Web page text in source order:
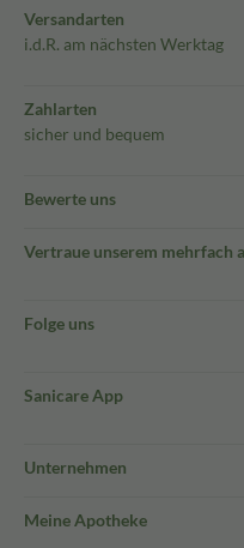
Versandarten
i.d.R. am nächsten Werktag
Zahlarten
sicher und bequem
Bewerte uns
Vertraue unserem mehrfach
Folge uns
Sanicare App
Unternehmen
Meine Apotheke